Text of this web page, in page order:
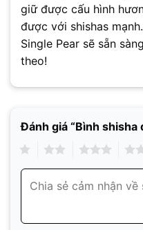
giữ được cấu hình
được với shishas
Single Pear sẽ sẵn
theo!
Đánh giá “Bình shisha